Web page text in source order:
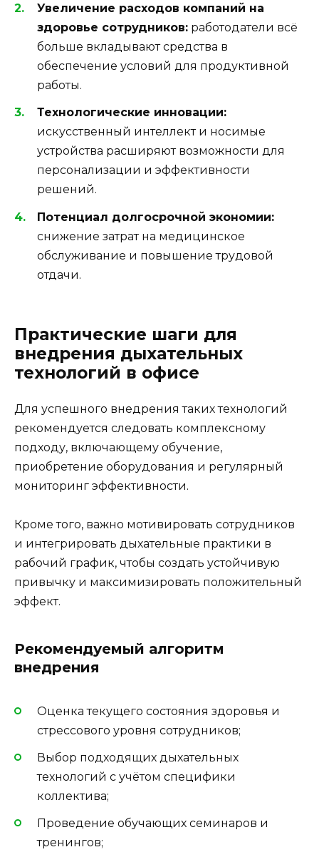
Увеличение расходов компаний на
здоровье сотрудников: работодатели всё
больше вкладывают средства в
обеспечение условий для продуктивной
работы.
Технологические инновации:
искусственный интеллект и носимые
устройства расширяют возможности для
персонализации и эффективности
решений.
Потенциал долгосрочной экономии:
снижение затрат на медицинское
обслуживание и повышение трудовой
отдачи.
Практические шаги для
внедрения дыхательных
технологий в офисе
Для успешного внедрения таких технологий
рекомендуется следовать комплексному
подходу, включающему обучение,
приобретение оборудования и регулярный
мониторинг эффективности.
Кроме того, важно мотивировать сотрудников
и интегрировать дыхательные практики в
рабочий график, чтобы создать устойчивую
привычку и максимизировать положительный
эффект.
Рекомендуемый алгоритм
внедрения
Оценка текущего состояния здоровья и
стрессового уровня сотрудников;
Выбор подходящих дыхательных
технологий с учётом специфики
коллектива;
Проведение обучающих семинаров и
тренингов;